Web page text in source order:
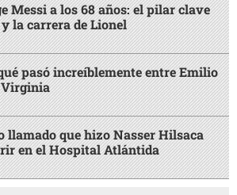
Messi a los 68 años: el pilar clave
la carrera de Lionel
pasó increíblemente entre Emilio
llamado que hizo Nasser Hilsaca
en el Hospital Atlántida